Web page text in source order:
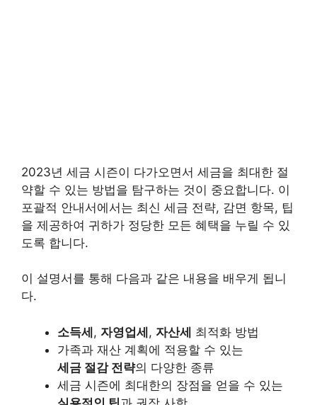
2023년 세금 시즌이 다가오면서 세금을 최대한 절
약할 수 있는 방법을 탐구하는 것이 중요합니다. 이
포괄적 안내서에서는 최신 세금 전략, 감면 항목, 팁
을 제공하여 귀하가 정당한 모든 혜택을 누릴 수 있
도록 합니다.
이 설명서를 통해 다음과 같은 내용을 배우게 됩니
다.
소득세, 자영업세, 자산세 최적화 방법
가족과 재산 계획에 적용할 수 있는
세금 절감 전략의 다양한 종류
세금 시즌에 최대한의 장점을 얻을 수 있는